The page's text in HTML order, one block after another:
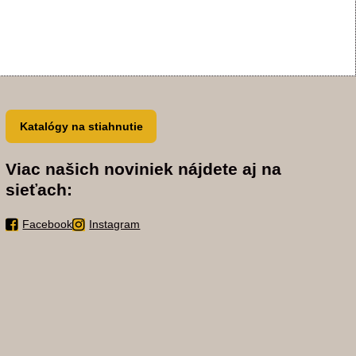
Katalógy na stiahnutie
Viac našich noviniek nájdete aj na
sieťach:
Facebook Instagram